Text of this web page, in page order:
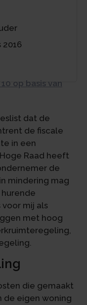
2016
op basis van
dat de
de fiscale
in een
Raad heeft
de
mindering mag
mij als
met hoog
die gemaakt
de eigen woning